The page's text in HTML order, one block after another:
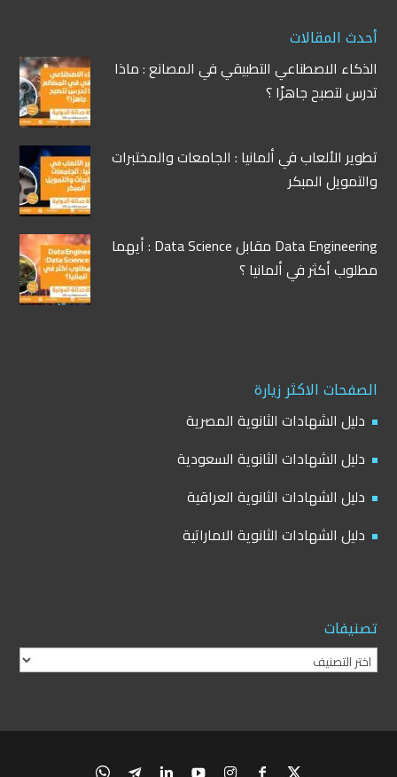
أحدث المقالات
الذكاء الاصطناعي التطبيقي في المصانع : ماذا
تدرس لتصبح جاهزًا ؟
تطوير الألعاب في ألمانيا : الجامعات والمختبرات
والتمويل المبكر
Data Engineering مقابل Data Science : أيهما
مطلوب أكثر في ألمانيا ؟
الصفحات الاكثر زيارة
دليل الشهادات الثانوية المصرية
دليل الشهادات الثانوية السعودية
دليل الشهادات الثانوية العراقية
دليل الشهادات الثانوية الاماراتية
تصنيفات
تصنيفات